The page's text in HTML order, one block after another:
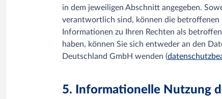
in dem jeweiligen Abschnitt angegeben.
verantwortlich sind, können die betroffenen
Informationen zu Ihren Rechten als
haben, können Sie sich entweder an den
Deutschland GmbH wenden (
5. Informationelle Nutzung